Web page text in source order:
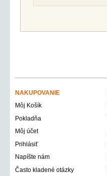
NAKUPOVANIE
Môj Košík
Pokladňa
Môj účet
Prihlásiť
Napíšte nám
Často kladené otázky